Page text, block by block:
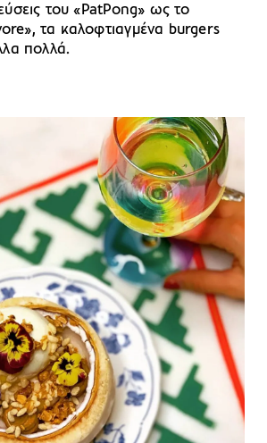
του «PatPong» ως το
τα καλοφτιαγμένα burgers
πολλά.